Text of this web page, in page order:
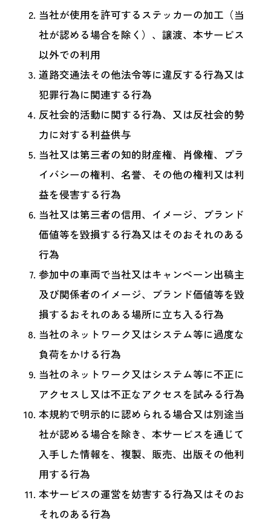
当社が使用を許可するステッカーの加工（当
社が認める場合を除く）、譲渡、本サービス
以外での利用
道路交通法その他法令等に違反する行為又は
犯罪行為に関連する行為
反社会的活動に関する行為、又は反社会的勢
力に対する利益供与
当社又は第三者の知的財産権、肖像権、プラ
イバシーの権利、名誉、その他の権利又は利
益を侵害する行為
当社又は第三者の信用、イメージ、ブランド
価値等を毀損する行為又はそのおそれのある
行為
参加中の車両で当社又はキャンペーン出稿主
及び関係者のイメージ、ブランド価値等を毀
損するおそれのある場所に立ち入る行為
当社のネットワーク又はシステム等に過度な
負荷をかける行為
当社のネットワーク又はシステム等に不正に
アクセスし又は不正なアクセスを試みる行為
本規約で明示的に認められる場合又は別途当
社が認める場合を除き、本サービスを通じて
入手した情報を、複製、販売、出版その他利
用する行為
本サービスの運営を妨害する行為又はそのお
それのある行為